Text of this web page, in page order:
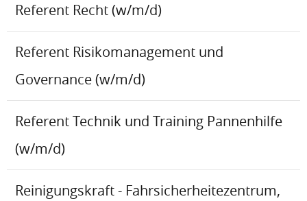
Referent Recht (w/m/d)
Referent Risikomanagement und
Governance (w/m/d)
Referent Technik und Training Pannenhilfe
(w/m/d)
Reinigungskraft - Fahrsicherheitezentrum,